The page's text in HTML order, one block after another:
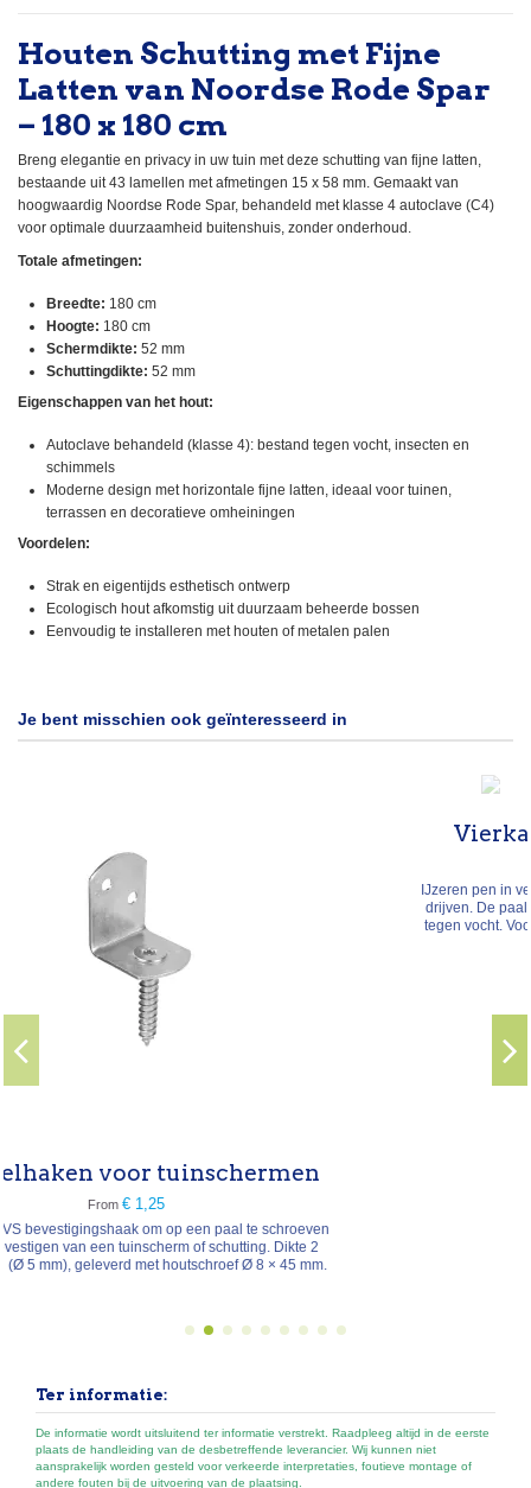
Houten Schutting met Fijne
Latten van Noordse Rode Spar
– 180 x 180 cm
Breng elegantie en privacy in uw tuin met deze schutting van fijne latten,
bestaande uit 43 lamellen met afmetingen 15 x 58 mm. Gemaakt van
hoogwaardig Noordse Rode Spar, behandeld met klasse 4 autoclave (C4)
voor optimale duurzaamheid buitenshuis, zonder onderhoud.
Totale afmetingen:
Breedte: 180 cm
Hoogte: 180 cm
Schermdikte: 52 mm
Schuttingdikte: 52 mm
Eigenschappen van het hout:
Autoclave behandeld (klasse 4): bestand tegen vocht, insecten en
schimmels
Moderne design met horizontale fijne latten, ideaal voor tuinen,
terrassen en decoratieve omheiningen
Voordelen:
Strak en eigentijds esthetisch ontwerp
Ecologisch hout afkomstig uit duurzaam beheerde bossen
Eenvoudig te installeren met houten of metalen palen
Je bent misschien ook geïnteresseerd in
schroeven
Dikte 2
8 × 45 mm.
Vierkant paalhouder met
IJzeren pen in verzinkt staal voor vierkante paal, in de
drijven. De paal raakt de grond niet meer en is zo
tegen vocht. Voor palen van 51 tot 141 mm
Ter informatie:
De informatie wordt uitsluitend ter informatie verstrekt. Raadpleeg altijd in de eerste
plaats de handleiding van de desbetreffende leverancier. Wij kunnen niet
aansprakelijk worden gesteld voor verkeerde interpretaties, foutieve montage of
andere fouten bij de uitvoering van de plaatsing.